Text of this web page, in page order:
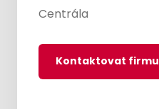
Centrála
Kontaktovat firmu